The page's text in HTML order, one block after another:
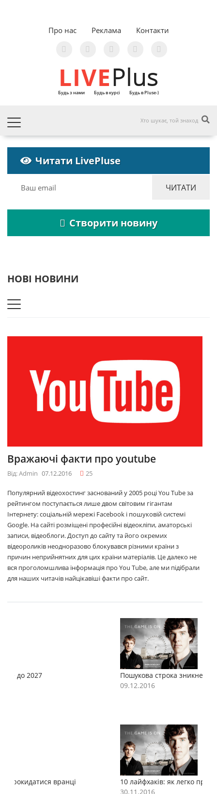
Про нас Реклама Контакти
LIVEPlus
Будь з нами Будь в курсі Будь в Pluse-)
Читати LivePluse
Створити новину
НОВІ НОВИНИ
Вражаючі факти про youtube
Від: Admin 07.12.2016 25
Популярний відеохостинг заснований у 2005 році You Tube за
рейтингом поступається лише двом світовим гігантам
Інтернету: соціальній мережі Facebook і пошуковій системі
Google. На сайті розміщені професійні відеокліпи, аматорські
записи, відеоблоги. Доступ до сайту та його окремих
відеороликів неодноразово блокувався різними країни з
причин неприйнятних для цих країни матеріалів. Це далеко не
вся проголомшлива інформація про You Tube, але ми підібрали
для наших читачів найцікавіші факти про сайт.
Пошукова строка зникне до 2027
10 лайфхаків: як легко прокидатися вранці